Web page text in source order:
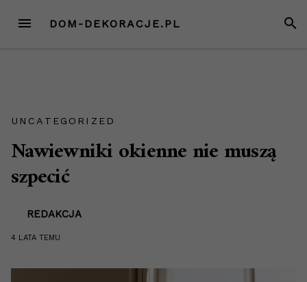
MENU DOM-DEKORACJE.PL
UNCATEGORIZED
Nawiewniki okienne nie muszą
szpecić
REDAKCJA
4 LATA TEMU